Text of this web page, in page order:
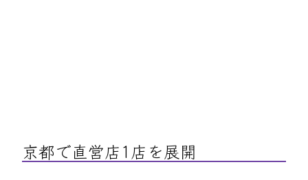
京都で直営店1店を展開